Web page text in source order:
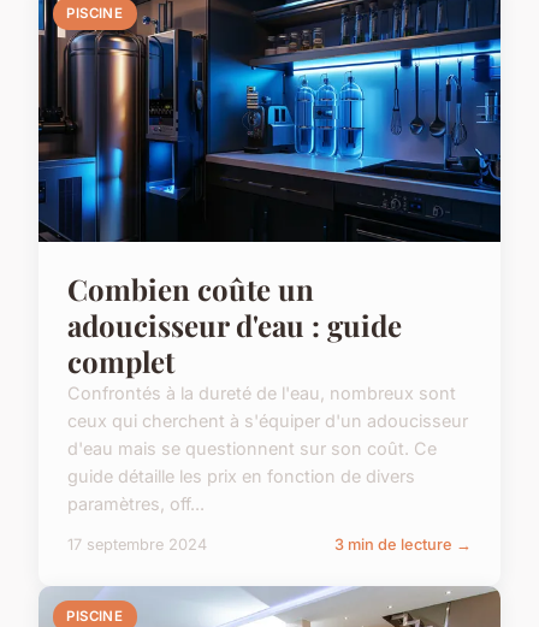
PISCINE
Combien coûte un
adoucisseur d'eau : guide
complet
Confrontés à la dureté de l'eau, nombreux sont
ceux qui cherchent à s'équiper d'un adoucisseur
d'eau mais se questionnent sur son coût. Ce
guide détaille les prix en fonction de divers
paramètres, off...
17 septembre 2024 3 min de lecture →
PISCINE